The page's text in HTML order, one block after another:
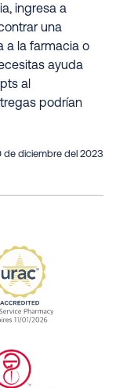
ingresa a
una
a la farmacia o
ayuda
al
podrían
de diciembre del 2023
Benefit
URAC